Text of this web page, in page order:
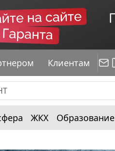
Клиентам
ЖКХ Образование